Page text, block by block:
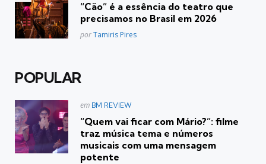
“Cão” é a essência do teatro que
precisamos no Brasil em 2026
Posted
porTamiris Pires
POPULAR
Postado
em BM REVIEW
“Quem vai ficar com Mário?”: filme
traz música tema e números
musicais com uma mensagem
potente